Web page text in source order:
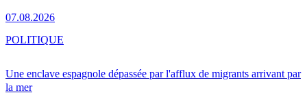
07.08.2026
Une enclave espagnole dépassée par l'afflux de migrants arrivant par
la mer
POLITIQUE